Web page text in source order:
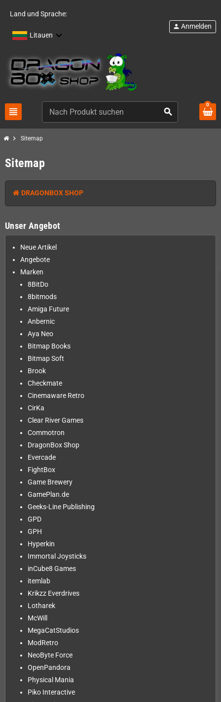
Land und Sprache:
Litauen
view_headline search
person Anmelden
0
chevron_right Sitemap
Sitemap
DRAGONBOX SHOP
Unser Angebot
Neue Artikel
Angebote
Marken
8BitDo
8bitmods
Amiga Future
Anbernic
Aya Neo
Bitmap Books
Bitmap Soft
Brook
Checkmate
Cinemaware Retro
CirKa
Clear River Games
Commotron
DragonBox Shop
Evercade
FightBox
Game Brewery
GamePlan.de
Geeks-Line Publishing
GPD
GPH
Hyperkin
Immortal Joysticks
inCube8 Games
itemlab
Krikzz Everdrives
Lotharek
McWill
MegaCatStudios
ModRetro
NeoByte Force
OpenPandora
Physical Mania
Piko Interactive